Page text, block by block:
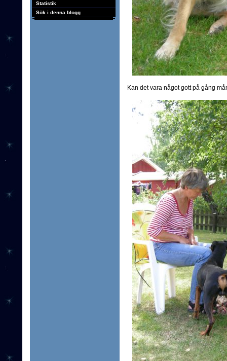
Statistik
Sök i denna blogg
Kan det vara något gott på gång